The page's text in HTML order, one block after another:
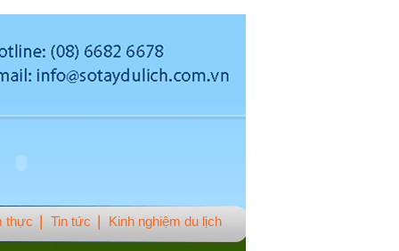
thực Tin tức Kinh nghiệm du lịch